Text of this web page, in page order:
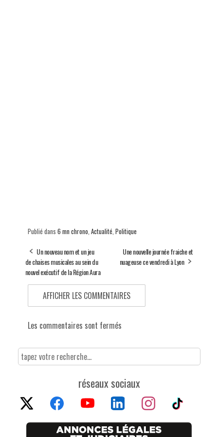
Publié dans 6 mn chrono Actualité Politique
Un nouveau nom et un jeu
de chaises musicales au sein du
nouvel exécutif de la Région Aura
Une nouvelle journée fraiche et
nuageuse ce vendredi à Lyon
AFFICHER LES COMMENTAIRES
Les commentaires sont fermés
réseaux sociaux